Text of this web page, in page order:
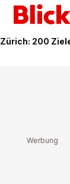
Zürich: 200